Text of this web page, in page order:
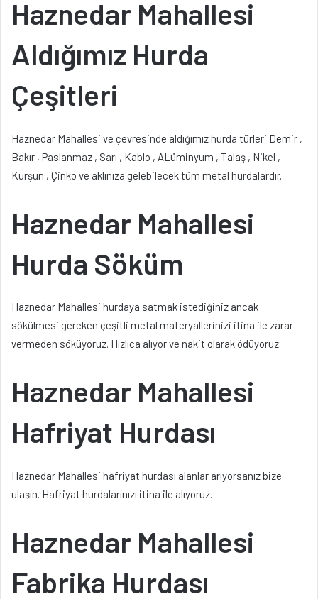
Haznedar Mahallesi
Aldığımız Hurda
Çeşitleri
Haznedar Mahallesi ve çevresinde aldığımız hurda türleri Demir ,
Bakır , Paslanmaz , Sarı , Kablo , ALüminyum , Talaş , Nikel ,
Kurşun , Çinko ve aklınıza gelebilecek tüm metal hurdalardır.
Haznedar Mahallesi
Hurda Söküm
Haznedar Mahallesi hurdaya satmak istediğiniz ancak
sökülmesi gereken çeşitli metal materyallerinizi itina ile zarar
vermeden söküyoruz. Hızlıca alıyor ve nakit olarak ödüyoruz.
Haznedar Mahallesi
Hafriyat Hurdası
Haznedar Mahallesi hafriyat hurdası alanlar arıyorsanız bize
ulaşın. Hafriyat hurdalarınızı itina ile alıyoruz.
Haznedar Mahallesi
Fabrika Hurdası